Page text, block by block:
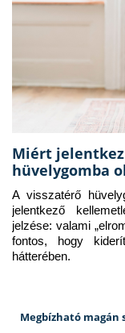
Miért
hüvelygomba
A visszatérő
jelentkező
jelzése: valami
fontos, hogy
hátterében.
Megbízható magán